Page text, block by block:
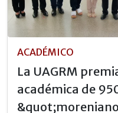
ACADÉMICO
La UAGRM
académica de